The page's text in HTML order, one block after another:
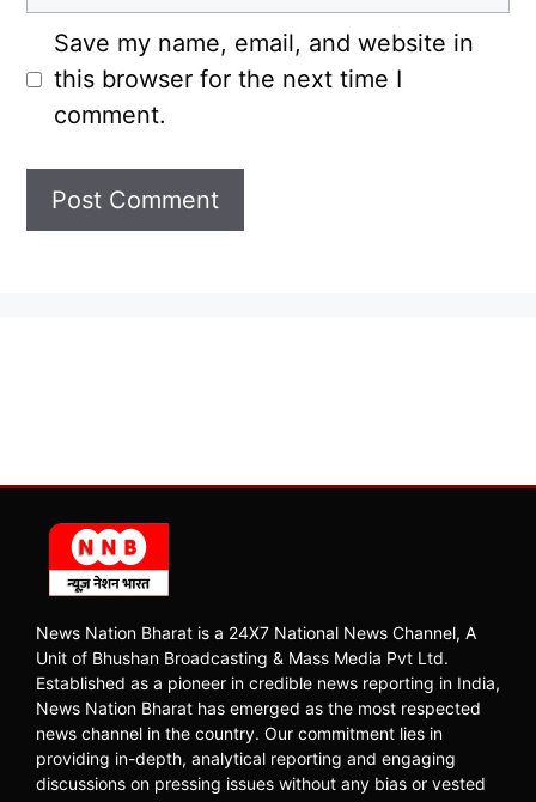
Save my name, email, and website in
this browser for the next time I
comment.
News Nation Bharat is a 24X7 National News Channel, A
Unit of Bhushan Broadcasting & Mass Media Pvt Ltd.
Established as a pioneer in credible news reporting in India,
News Nation Bharat has emerged as the most respected
news channel in the country. Our commitment lies in
providing in-depth, analytical reporting and engaging
discussions on pressing issues without any bias or vested